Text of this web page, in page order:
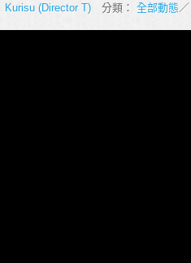
Kurisu (Director T) 分類： 全部動態